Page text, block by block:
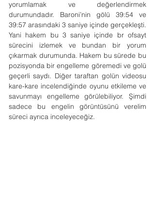
yorumlamak ve değerlendirmek
durumundadır. Baroni’nin gölü 39:54 ve
39:57 arasındaki 3 saniye içinde gerçekleşti.
Yani hakem bu 3 saniye içinde br ofsayt
sürecini izlemek ve bundan bir yorum
çıkarmak durumunda. Hakem bu sürede bu
pozisyonda bir engelleme göremedi ve golü
geçerli saydı. Diğer taraftan golün videosu
kare-kare incelendiğinde oyunu etkileme ve
savunmayı engelleme görülebiliyor. Şimdi
sadece bu engelin görüntüsünü verelim
süreci ayrıca inceleyeceğiz.